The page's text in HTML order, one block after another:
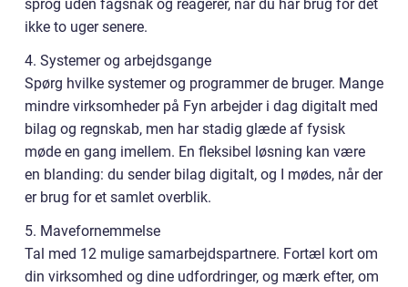
sprog uden fagsnak og reagerer, når du har brug for det
ikke to uger senere.
4. Systemer og arbejdsgange
Spørg hvilke systemer og programmer de bruger. Mange
mindre virksomheder på Fyn arbejder i dag digitalt med
bilag og regnskab, men har stadig glæde af fysisk
møde en gang imellem. En fleksibel løsning kan være
en blanding: du sender bilag digitalt, og I mødes, når der
er brug for et samlet overblik.
5. Mavefornemmelse
Tal med 12 mulige samarbejdspartnere. Fortæl kort om
din virksomhed og dine udfordringer, og mærk efter, om